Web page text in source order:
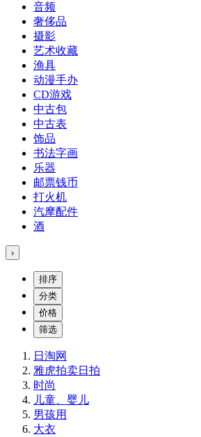
音频
奢侈品
摄影
艺术收藏
渔具
动漫手办
CD游戏
中古包
中古表
饰品
书法字画
乐器
邮票钱币
打火机
汽摩配件
酒
›
排序
分类
价格
筛选
日淘网
雅虎拍卖日拍
时尚
儿童、婴儿
男孩用
大衣